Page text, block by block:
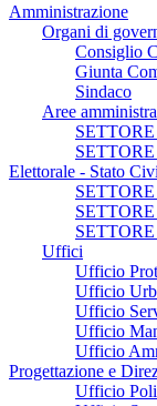
Amministrazione
Organi di
Consiglio
Giunta
Sindaco
Aree
Elettorale - Stato
Uffici
Ufficio
Ufficio
Ufficio
Ufficio
Ufficio
Progettazione e
Ufficio